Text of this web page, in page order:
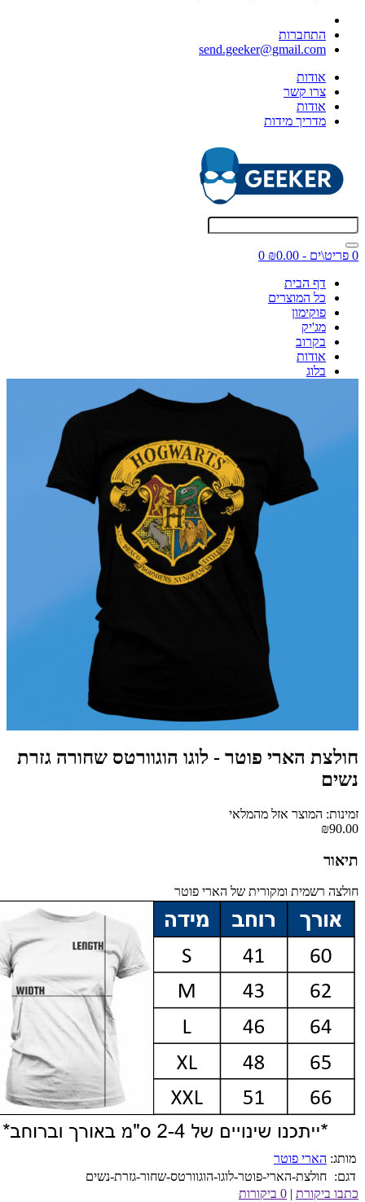
התחברות
send.geeker@gmail.com
אודות
צרו קשר
אודות
מדריך מידות
0 פריט\ים - ₪0.00
0
דף הבית
כל המוצרים
פוקימון
מג'יק
בקרוב
אודות
בלוג
חולצת הארי פוטר - לוגו הוגוורטס שחורה גזרת
נשים
זמינות: המוצר אזל מהמלאי
₪90.00
תיאור
חולצה רשמית ומקורית של הארי פוטר
מותג: הארי פוטר
דגם: חולצת-הארי-פוטר-לוגו-הוגוורטס-שחור-גזרת-נשים
כתבו ביקורת | 0 ביקורות